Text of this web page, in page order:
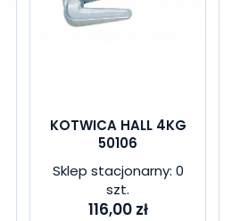
KOTWICA HALL 4KG
50106
Sklep stacjonarny: 0
szt.
116,00 zł